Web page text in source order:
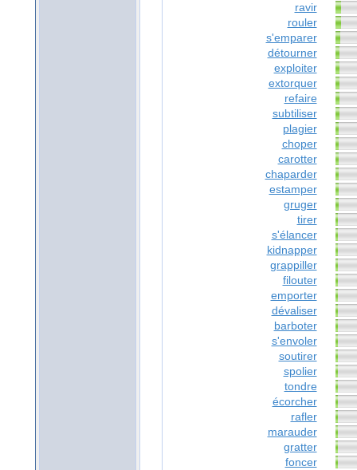
ravir
rouler
s'emparer
détourner
exploiter
extorquer
refaire
subtiliser
plagier
choper
carotter
chaparder
estamper
gruger
tirer
s'élancer
kidnapper
grappiller
filouter
emporter
dévaliser
barboter
s'envoler
soutirer
spolier
tondre
écorcher
rafler
marauder
gratter
foncer